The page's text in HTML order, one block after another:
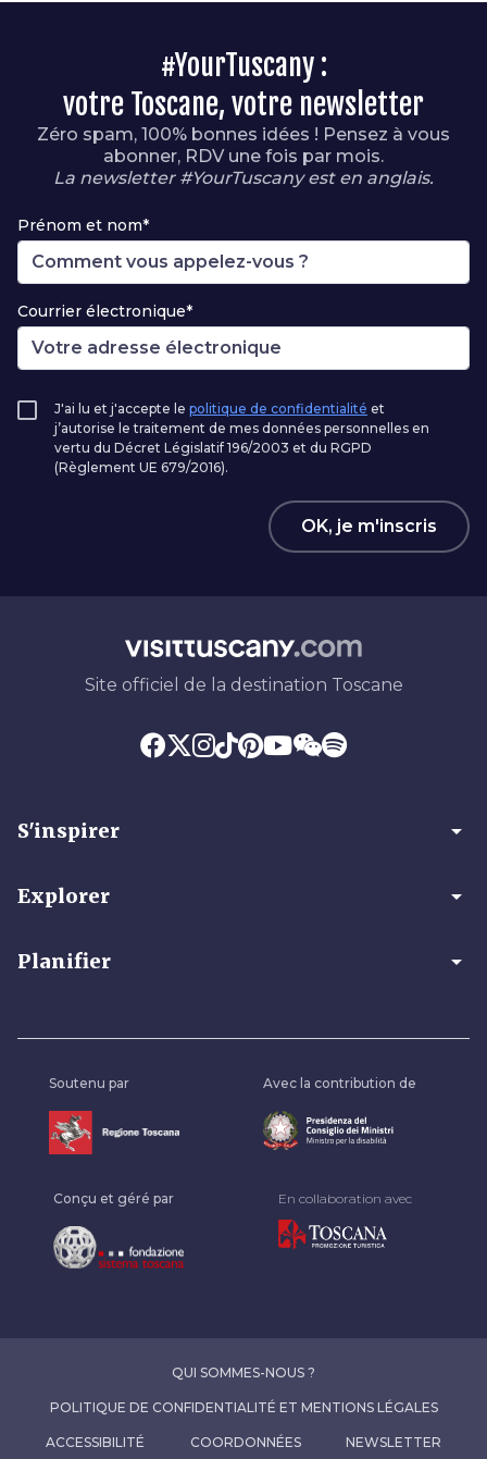
#YourTuscany :
votre Toscane, votre newsletter
Zéro spam, 100% bonnes idées ! Pensez à vous
abonner, RDV une fois par mois.
La newsletter #YourTuscany est en anglais.
Prénom et nom*
Courrier électronique*
J'ai lu et j'accepte le politique de confidentialité et
j’autorise le traitement de mes données personnelles en
vertu du Décret Législatif 196/2003 et du RGPD
(Règlement UE 679/2016).
OK, je m'inscris
Site officiel de la destination Toscane
S'inspirer arrow_drop_down
Explorer arrow_drop_down
Planifier arrow_drop_down
Soutenu par Avec la contribution de
Conçu et géré par En collaboration avec
QUI SOMMES-NOUS ?
POLITIQUE DE CONFIDENTIALITÉ ET MENTIONS LÉGALES
ACCESSIBILITÉ COORDONNÉES NEWSLETTER